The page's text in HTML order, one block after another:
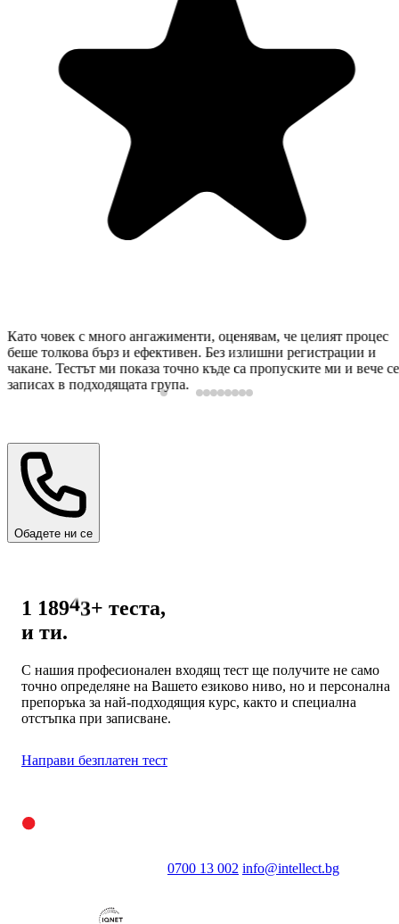
човек с много ангажименти, оценявам, че целият процес
толкова бърз и ефективен. Без излишни регистрации и
Тестът ми показа точно къде са пропуските ми и вече се
в подходящата група.
Обадете ни се
1 303
0
1
4
7
8
9
0
1
4
7
8
9
+ теста,
и ти.
С нашия професионален входящ тест ще получите не само
точно определяне на Вашето езиково ниво, но и персонална
препоръка за най-подходящия курс, както и специална
отстъпка при записване.
Направи безплатен тест
0700 13 002 info@intellect.bg